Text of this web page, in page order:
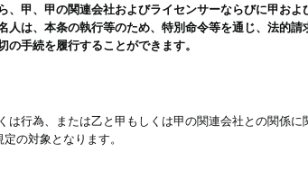
甲、甲の関連会社およびライセンサーならびに甲お
は、本条の執行等のため、特別命令等を通じ、法的
手続を履行することができます。
行為、または乙と甲もしくは甲の関連会社との関係
の対象となります。